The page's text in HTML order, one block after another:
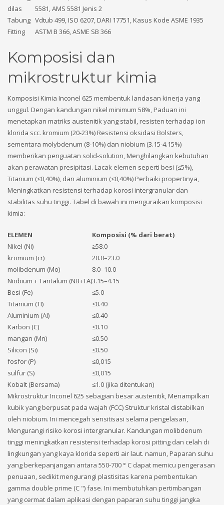
dilas
5581, AMS 5581 Jenis 2
Tabung Vdtub 499, ISO 6207, DARI 17751, Kasus Kode ASME 1935
Fitting
ASTM B 366, ASME SB 366
Komposisi dan
mikrostruktur kimia
Komposisi Kimia Inconel 625 membentuk landasan kinerja yang
unggul. Dengan kandungan nikel minimum 58%, Paduan ini
menetapkan matriks austenitik yang stabil, resisten terhadap ion
klorida scc. kromium (20-23%) Resistensi oksidasi Bolsters,
sementara molybdenum (8-10%) dan niobium (3.15-4.15%)
memberikan penguatan solid-solution, Menghilangkan kebutuhan
akan perawatan presipitasi. Lacak elemen seperti besi (≤5%),
Titanium (≤0,40%), dan aluminium (≤0,40%) Perbaiki propertinya,
Meningkatkan resistensi terhadap korosi intergranular dan
stabilitas suhu tinggi. Tabel di bawah ini menguraikan komposisi
kimia:
ELEMEN
Komposisi (% dari berat)
Nikel (Ni)
≥58.0
kromium (cr)
20.0–23.0
molibdenum (Mo)
8.0–10.0
Niobium + Tantalum (NB+TA)3.15–4.15
Besi (Fe)
≤5.0
Titanium (TI)
≤0.40
Aluminium (Al)
≤0.40
Karbon (C)
≤0.10
mangan (Mn)
≤0.50
Silicon (Si)
≤0.50
fosfor (P)
≤0,015
sulfur (S)
≤0,015
Kobalt (Bersama)
≤1.0 (jika ditentukan)
Mikrostruktur Inconel 625 sebagian besar austenitik, Menampilkan
kubik yang berpusat pada wajah (FCC) Struktur kristal distabilkan
oleh niobium. Ini mencegah sensitisasi selama pengelasan,
Mengurangi risiko korosi intergranular. Kandungan molibdenum
tinggi meningkatkan resistensi terhadap korosi pitting dan celah di
lingkungan yang kaya klorida seperti air laut. namun, Paparan suhu
yang berkepanjangan antara 550-700 ° C dapat memicu pengerasan
penuaan, sedikit mengurangi plastisitas karena pembentukan
gamma double prime (C ") fase. Ini membutuhkan pertimbangan
yang cermat dalam aplikasi dengan paparan suhu tinggi jangka